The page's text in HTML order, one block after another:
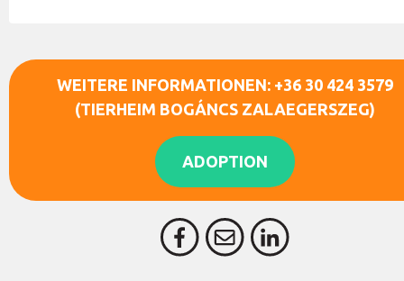
WEITERE INFORMATIONEN: +36 30 424 3579
(TIERHEIM BOGÁNCS ZALAEGERSZEG)
ADOPTION